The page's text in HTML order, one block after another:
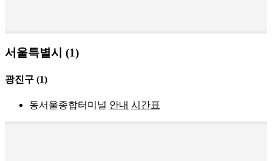
서울특별시 (1)
광진구 (1)
동서울종합터미널 안내 시간표